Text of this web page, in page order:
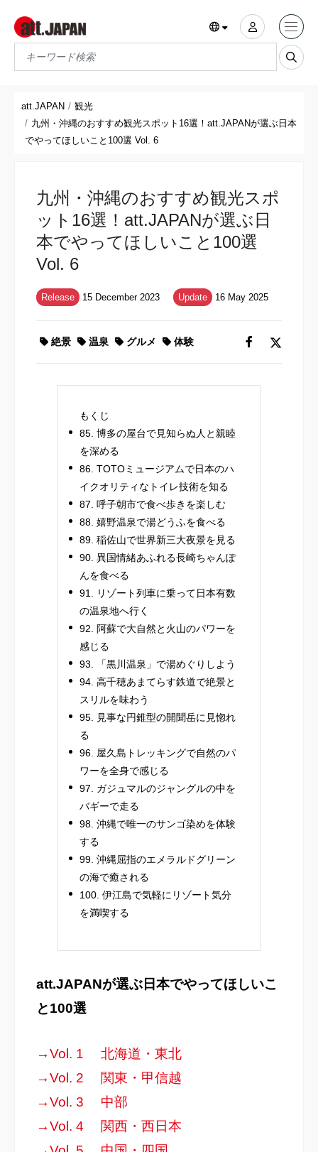
Translations title cont
att.JAPAN
観光
九州・沖縄のおすすめ観光スポット16選！att.JAPANが選ぶ日本
でやってほしいこと100選 Vol. 6
九州・沖縄のおすすめ観光スポ
ット16選！att.JAPANが選ぶ日
本でやってほしいこと100選
Vol. 6
Release 15 December 2023 Update 16 May 2025
絶景 温泉 グルメ 体験
もくじ
85. 博多の屋台で見知らぬ人と親睦
を深める
86. TOTOミュージアムで日本のハ
イクオリティなトイレ技術を知る
87. 呼子朝市で食べ歩きを楽しむ
88. 嬉野温泉で湯どうふを食べる
89. 稲佐山で世界新三大夜景を見る
90. 異国情緒あふれる長崎ちゃんぽ
んを食べる
91. リゾート列車に乗って日本有数
の温泉地へ行く
92. 阿蘇で大自然と火山のパワーを
感じる
93. 「黒川温泉」で湯めぐりしよう
94. 高千穂あまてらす鉄道で絶景と
スリルを味わう
95. 見事な円錐型の開聞岳に見惚れ
る
96. 屋久島トレッキングで自然のパ
ワーを全身で感じる
97. ガジュマルのジャングルの中を
バギーで走る
98. 沖縄で唯一のサンゴ染めを体験
する
99. 沖縄屈指のエメラルドグリーン
の海で癒される
100. 伊江島で気軽にリゾート気分
を満喫する
att.JAPANが選ぶ日本でやってほしいこ
と100選
→Vol. 1 北海道・東北
→Vol. 2 関東・甲信越
→Vol. 3 中部
→Vol. 4 関西・西日本